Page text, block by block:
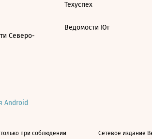
Северо-
Техуспех
Ведомости Юг
Android
при соблюдении
Сетевое издание